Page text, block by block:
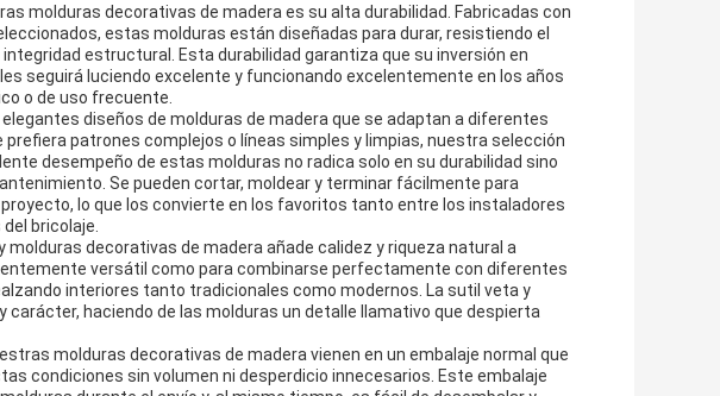
molduras decorativas de madera es su alta durabilidad. Fabricadas con
estas molduras están diseñadas para durar, resistiendo el
estructural. Esta durabilidad garantiza que su inversión en
seguirá luciendo excelente y funcionando excelentemente en los años
o de uso frecuente.
diseños de molduras de madera que se adaptan a diferentes
patrones complejos o líneas simples y limpias, nuestra selección
desempeño de estas molduras no radica solo en su durabilidad sino
Se pueden cortar, moldear y terminar fácilmente para
lo que los convierte en los favoritos tanto entre los instaladores
bricolaje.
decorativas de madera añade calidez y riqueza natural a
versátil como para combinarse perfectamente con diferentes
interiores tanto tradicionales como modernos. La sutil veta y
carácter, haciendo de las molduras un detalle llamativo que despierta
molduras decorativas de madera vienen en un embalaje normal que
condiciones sin volumen ni desperdicio innecesarios. Este embalaje